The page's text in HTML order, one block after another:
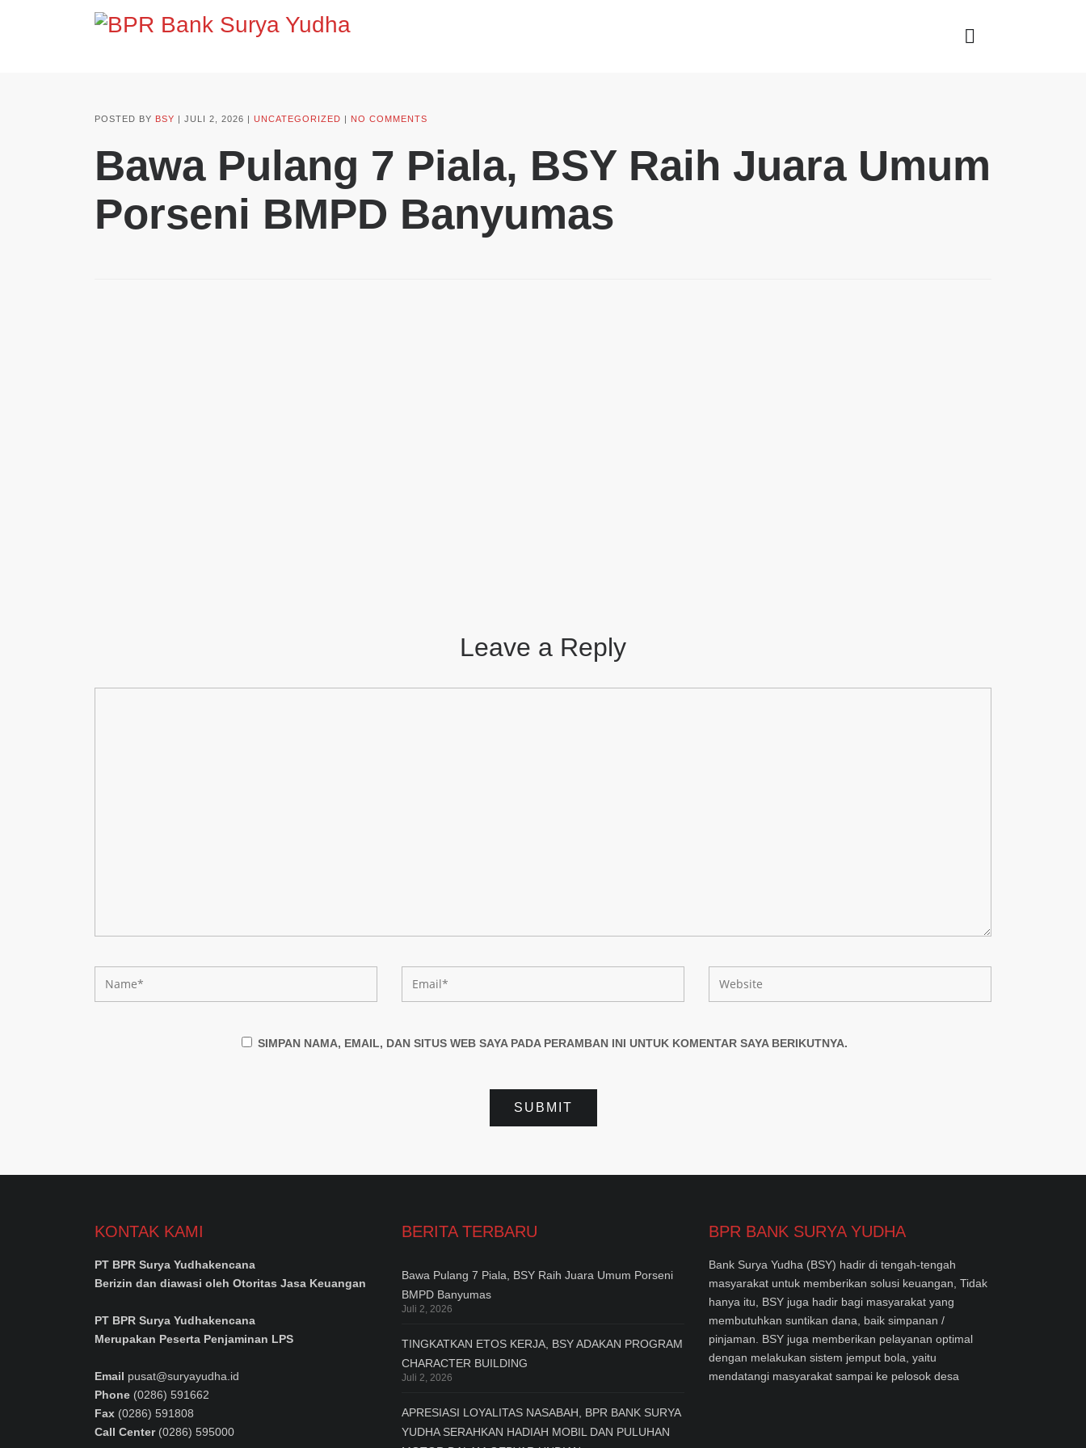
POSTED BY BSY JULI 2, 2026 UNCATEGORIZED NO COMMENTS
Bawa Pulang 7 Piala, BSY Raih Juara Umum
Porseni BMPD Banyumas
Leave a Reply
SIMPAN NAMA, EMAIL, DAN SITUS WEB SAYA PADA PERAMBAN INI UNTUK KOMENTAR SAYA BERIKUTNYA.
KONTAK KAMI
PT BPR Surya Yudhakencana
Berizin dan diawasi oleh Otoritas Jasa Keuangan
PT BPR Surya Yudhakencana
Merupakan Peserta Penjaminan LPS
Email pusat@suryayudha.id
Phone (0286) 591662
Fax (0286) 591808
Call Center(0286) 595000
BERITA TERBARU
Bawa Pulang 7 Piala, BSY Raih Juara Umum Porseni
BMPD Banyumas
Juli 2, 2026
TINGKATKAN ETOS KERJA, BSY ADAKAN PROGRAM
CHARACTER BUILDING
Juli 2, 2026
APRESIASI LOYALITAS NASABAH, BPR BANK SURYA
YUDHA SERAHKAN HADIAH MOBIL DAN PULUHAN
BPR BANK SURYA YUDHA
Bank Surya Yudha (BSY) hadir di tengah-tengah
masyarakat untuk memberikan solusi keuangan, Tidak
hanya itu, BSY juga hadir bagi masyarakat yang
membutuhkan suntikan dana, baik simpanan /
pinjaman. BSY juga memberikan pelayanan optimal
dengan melakukan sistem jemput bola, yaitu
mendatangi masyarakat sampai ke pelosok desa